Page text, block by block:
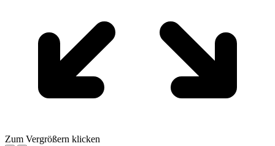
Zum Vergrößern klicken